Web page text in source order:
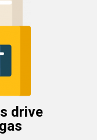
drive